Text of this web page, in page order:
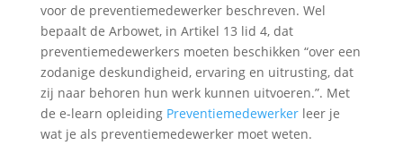
voor de preventiemedewerker beschreven. Wel
bepaalt de Arbowet, in Artikel 13 lid 4, dat
preventiemedewerkers moeten beschikken “over een
zodanige deskundigheid, ervaring en uitrusting, dat
zij naar behoren hun werk kunnen uitvoeren.”. Met
de e-learn opleiding Preventiemedewerkerleer je
wat je als preventiemedewerker moet weten.